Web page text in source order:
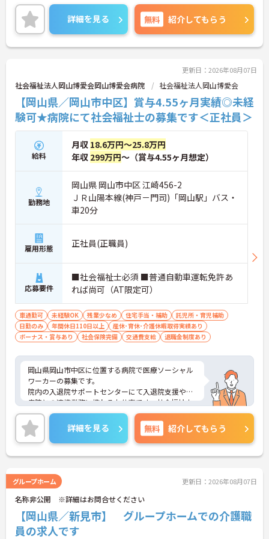
イベートとの両立を目指しやすい環境です。賞与は
過去実績で計4.65ヶ月分が支給されており、安定し
た待遇も魅力です。また、託児施設や育児時短勤務
制度、子の看護休暇制度など子育て支援も充実して
おり、長く働きやすい職場環境が整っています。ご
細をお話いたしますので、お気軽にご相談くださ
い。
■ 未経験でも安心の教育体制
未経験から始めやすい職場です
・マンツーマン指導体制あり
・未経験者歓迎
子育て世代も働きやすい職場です
・育休取得率100％
・育児時短勤務制度あり
・子の看護休暇制度あり
→ ライフステージに合わせて長く働きやすい環境で
■ 福利厚生と休暇制度が充実
・無料駐車場あり
・託児施設あり
・リフレッシュ休暇、バースデー休暇あり
→ 仕事とプライベートの両立を目指しやすい職場で
す♪
詳細を見る 無料 紹介してもらう
更新日：2026年08月07日
社会福祉法人岡山博愛会岡山博愛会病院 社会福祉法人岡山博愛会
【岡山県／岡山市中区】賞与4.55ヶ月実績◎未経
験可★病院にて社会福祉士の募集です＜正社員＞
給料
月収 18.6万円～25.8万円
年収 299万円～（賞与4.55ヶ月想定）
勤務地
岡山県 岡山市中区 江崎456-2
ＪＲ山陽本線(神戸－門司)「岡山駅」バス・
車20分
雇用形態 正社員(正職員)
応募要件
■社会福祉士必須 ■普通自動車運転免許あ
れば尚可（AT限定可）
車通勤可 未経験OK 残業少なめ 住宅手当・補助
託児所・育児補助
日勤のみ
年間休日110日以上
産休･育休･介護休暇取得実績あり
ボーナス・賞与あり
社会保険完備 交通費支給 退職金制度あり
岡山県岡山市中区に位置する病院で医療ソーシャル
ワーカーの募集です。
院内の入退院サポートセンターにて入退院支援や他
病院との連携業務に携わるお仕事です。社会福祉士
資格を活かしながら、未経験の方も丁寧な指導のも
とでスタートできます。時間外労働がなく、年間休
日115日を確保しているため、ワークライフバラン
スを大切にした働き方が可能です。託児施設や子育
て支援制度も整っており、長く安定して勤務しやす
トなどさらに詳細をお話いたしますので、お気軽に
ご相談ください。
■ 未経験から学べる支援体制
詳細を見る 無料 紹介してもらう
グループホーム 更新日：2026年08月07日
名称非公開 ※詳細はお問合せください
【岡山県／新見市】 グループホームでの介護職
員の求人です